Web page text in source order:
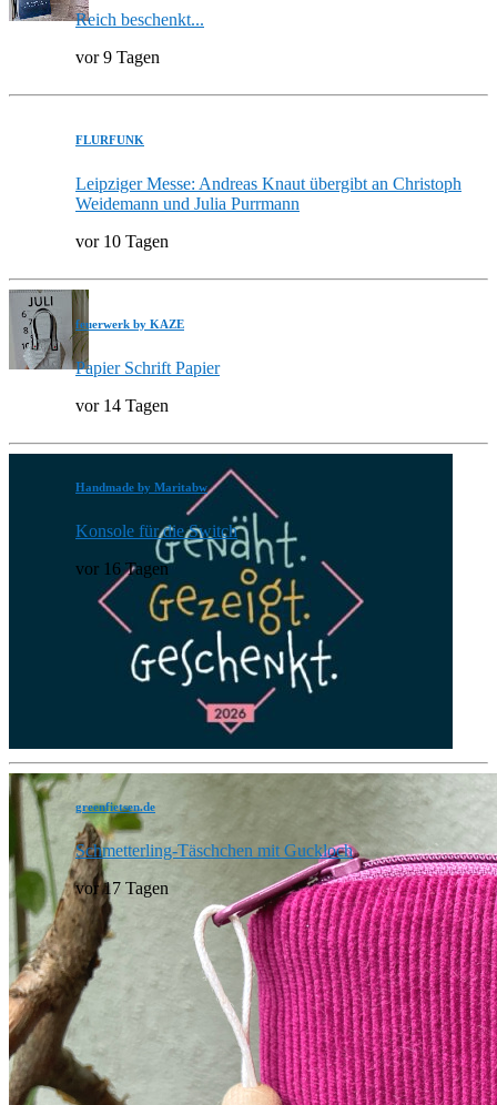
Reich beschenkt...
vor 9 Tagen
FLURFUNK
Leipziger Messe: Andreas Knaut übergibt an Christoph
Weidemann und Julia Purrmann
vor 10 Tagen
feuerwerk by KAZE
Papier Schrift Papier
vor 14 Tagen
Handmade by Maritabw
Konsole für die Switch
vor 16 Tagen
greenfietsen.de
Schmetterling-Täschchen mit Guckloch
vor 17 Tagen